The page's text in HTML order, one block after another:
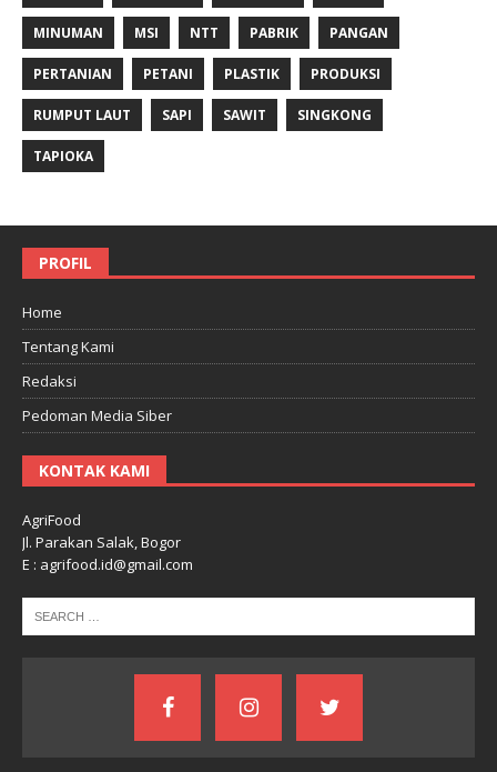
MINUMAN MSI NTT PABRIK PANGAN
PERTANIAN PETANI PLASTIK PRODUKSI
RUMPUT LAUT SAPI SAWIT SINGKONG
TAPIOKA
PROFIL
Home
Tentang Kami
Redaksi
Pedoman Media Siber
KONTAK KAMI
AgriFood
Jl. Parakan Salak, Bogor
E : agrifood.id@gmail.com